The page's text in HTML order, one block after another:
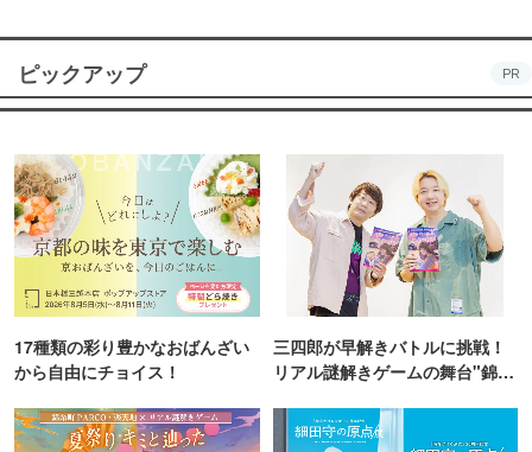
ピックアップ PR
17種類の彩り豊かなおばんざい
から自由にチョイス！
三四郎が早解きバトルに挑戦！
リアル謎解きゲームの舞台"錦糸